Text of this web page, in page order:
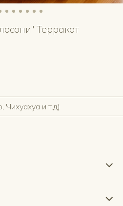
Терракот